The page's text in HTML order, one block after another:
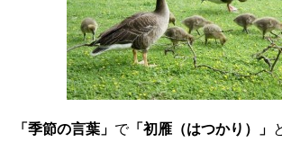
「季節の言葉」 で「初雁（はつかり）」